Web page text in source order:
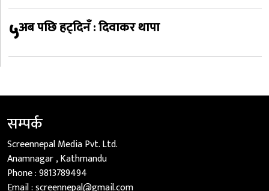
५अब पछि हट्दिनँ : दिवाकर थापा
सम्पर्क
Screennepal Media Pvt. Ltd.
Anamnagar , Kathmandu
Phone :9813789494
Email :screennepal@gmail.com